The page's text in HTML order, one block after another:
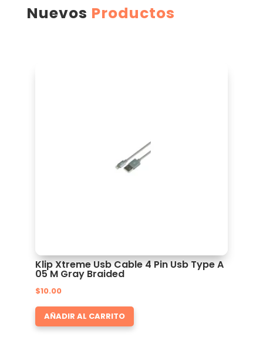
Nuevos Productos
Klip Xtreme Usb Cable 4 Pin Usb Type A
05 M Gray Braided
$10.00
AÑADIR AL CARRITO